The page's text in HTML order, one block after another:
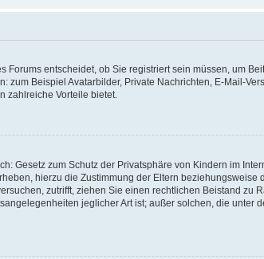
entscheidet, ob Sie registriert sein müssen, um
zum Beispiel Avatarbilder, Private Nachrichten, E-Mail-
zahlreiche Vorteile bietet.
Gesetz zum Schutz der Privatsphäre von Kindern im
hierzu die Zustimmung der Eltern
zutrifft, ziehen Sie einen rechtlichen Beistand zu
jeglicher Art ist; außer solchen, die unter